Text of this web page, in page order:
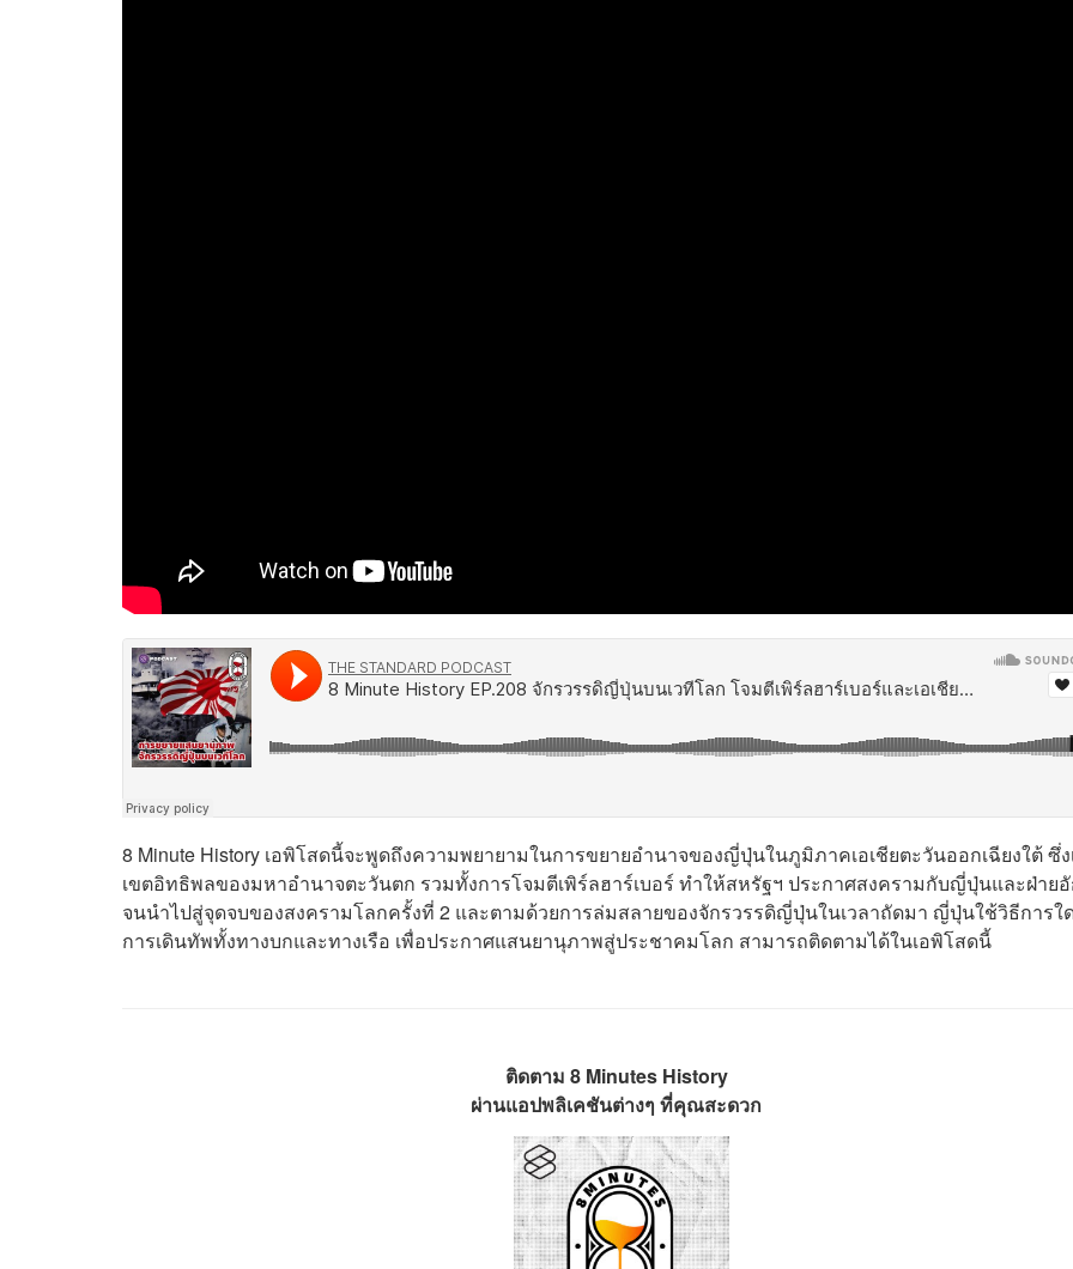
8 Minute History เอพิโสดนี้จะพูดถึงความพยายามในการขยายอำนาจของญี่ปุ่นในภูมิภาคเอเชียตะวันออกเฉียงใต้ ซึ่
เขตอิทธิพลของมหาอำนาจตะวันตก รวมทั้งการโจมตีเพิร์ลฮาร์เบอร์ ทำให้สหรัฐฯ ประกาศสงครามกับญี่ปุ่นและฝ่าย
จนนำไปสู่จุดจบของสงครามโลกครั้งที่ 2 และตามด้วยการล่มสลายของจักรวรรดิญี่ปุ่นในเวลาถัดมา ญี่ปุ่นใช้วิธีการใ
การเดินทัพทั้งทางบกและทางเรือ เพื่อประกาศแสนยานุภาพสู่ประชาคมโลก สามารถติดตามได้ในเอพิโสดนี้
ติดตาม 8 Minutes History
ผ่านแอปพลิเคชันต่างๆ ที่คุณสะดวก